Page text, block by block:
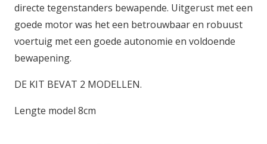
directe tegenstanders bewapende. Uitgerust met een
goede motor was het een betrouwbaar en robuust
voertuig met een goede autonomie en voldoende
bewapening.
DE KIT BEVAT 2 MODELLEN.
Lengte model 8cm